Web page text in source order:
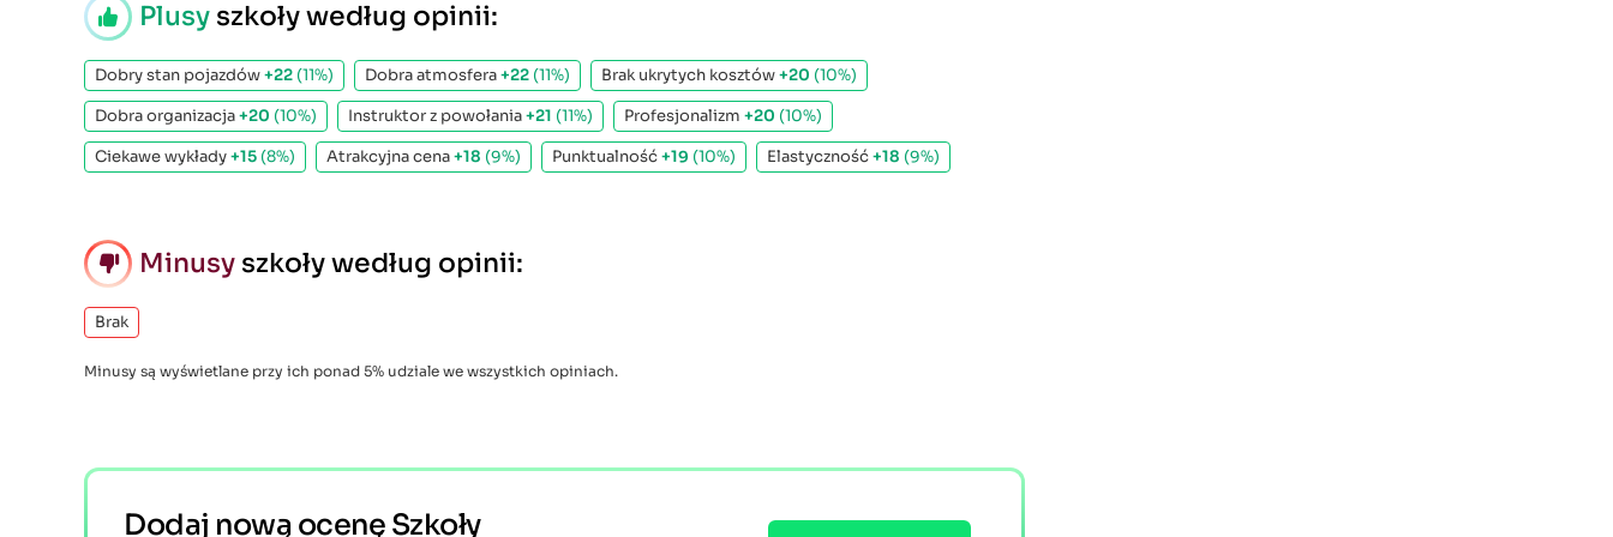
Plusy szkoły według opinii:
Dobry stan pojazdów+22 (11%) Dobra atmosfera+22 (11%) Brak ukrytych kosztów+20 (10%)
Dobra organizacja+20 (10%) Instruktor z powołania+21 (11%) Profesjonalizm +20 (10%)
Ciekawe wykłady+15 (8%) Atrakcyjna cena+18 (9%) Punktualność+19 (10%) Elastyczność+18 (9%)
Minusy szkoły według opinii:
Brak
Minusy są wyświetlane przy ich ponad 5% udziale we wszystkich opiniach.
Dodaj nową ocenę Szkoły